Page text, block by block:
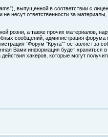
выпущенной в соответствии с
не несут ответственности за
розни, а также прочих материалов,
сообщений, администрация
“Форум "Круга"” оставляет за
Вами информация будет храниться
хакеров, которые могут